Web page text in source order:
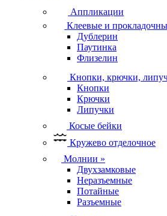
Аппликации
Клеевые и
Дублерин
Паутинка
Флизелин
Кнопки, крючки,
Кнопки
Крючки
Липучки
Косые бейки
Кружево отделочное
Молнии »
Двухзамковые
Неразъемные
Потайные
Разъемные